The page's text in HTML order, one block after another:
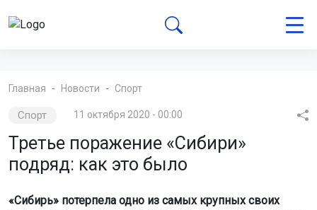
Главная Новости Спорт
Спорт 11 октября 2020 - 00:00
Третье поражение «Сибири»
подряд: как это было
«Сибирь» потерпела одно из самых крупных своих